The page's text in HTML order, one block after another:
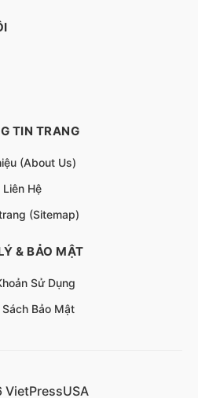
TIN TRANG
(About Us)
Liên Hệ
(Sitemap)
& BẢO MẬT
Sử Dụng
Sách Bảo Mật